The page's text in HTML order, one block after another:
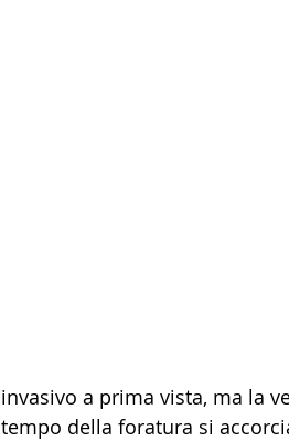
invasivo a prima vista, ma la
tempo della foratura si